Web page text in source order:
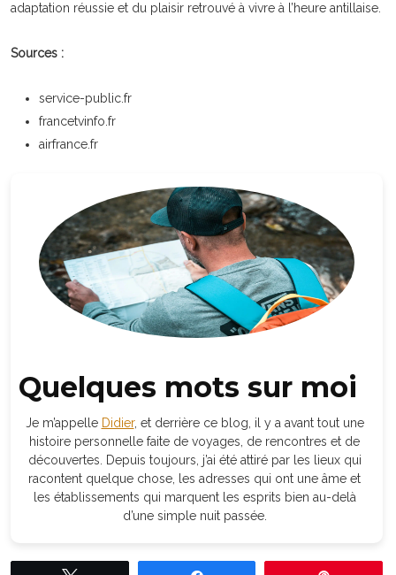
adaptation réussie et du plaisir retrouvé à vivre à l’heure antillaise.
Sources :
service-public.fr
francetvinfo.fr
airfrance.fr
Quelques mots sur moi
Je m’appelle Didier, et derrière ce blog, il y a avant tout une
histoire personnelle faite de voyages, de rencontres et de
découvertes. Depuis toujours, j’ai été attiré par les lieux qui
racontent quelque chose, les adresses qui ont une âme et
les établissements qui marquent les esprits bien au-delà
d’une simple nuit passée.